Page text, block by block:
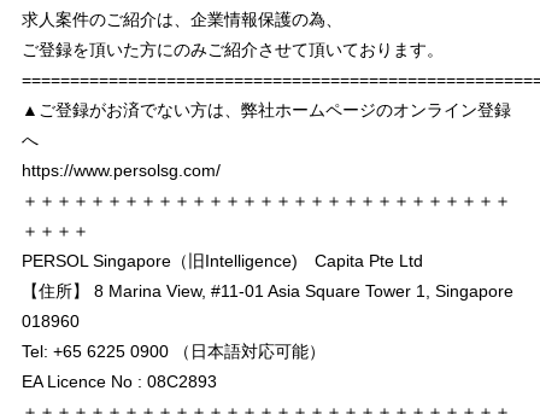
求人案件のご紹介は、企業情報保護の為、
ご登録を頂いた方にのみご紹介させて頂いております。
▲ご登録がお済でない方は、弊社ホームページのオンライン登録
へ
https://www.persolsg.com/
＋＋＋＋＋＋＋＋＋＋＋＋＋＋＋＋＋＋＋＋＋＋＋＋＋＋＋＋＋
＋＋＋＋
PERSOL Singapore（旧Intelligence) Capita Pte Ltd
【住所】 8 Marina View, #11-01 Asia Square Tower 1, Singapore
018960
Tel: +65 6225 0900 （日本語対応可能）
EA Licence No : 08C2893